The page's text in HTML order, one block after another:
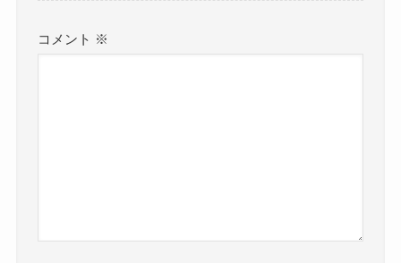
コメント ※